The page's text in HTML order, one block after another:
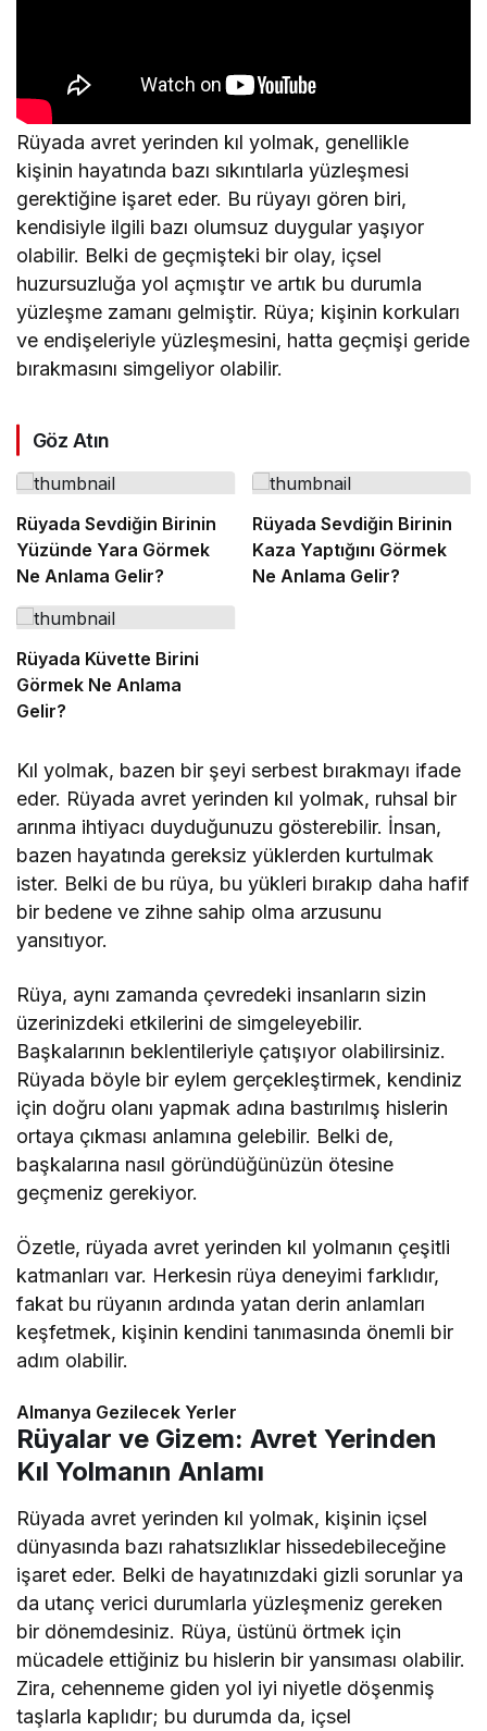
Rüyada avret yerinden kıl yolmak, genellikle
kişinin hayatında bazı sıkıntılarla yüzleşmesi
gerektiğine işaret eder. Bu rüyayı gören biri,
kendisiyle ilgili bazı olumsuz duygular yaşıyor
olabilir. Belki de geçmişteki bir olay, içsel
huzursuzluğa yol açmıştır ve artık bu durumla
yüzleşme zamanı gelmiştir. Rüya; kişinin korkuları
ve endişeleriyle yüzleşmesini, hatta geçmişi geride
bırakmasını simgeliyor olabilir.
Göz Atın
Rüyada Sevdiğin Birinin
Yüzünde Yara Görmek
Ne Anlama Gelir?
Rüyada Sevdiğin Birinin
Kaza Yaptığını Görmek
Ne Anlama Gelir?
Rüyada Küvette Birini
Görmek Ne Anlama
Gelir?
Kıl yolmak, bazen bir şeyi serbest bırakmayı ifade
eder. Rüyada avret yerinden kıl yolmak, ruhsal bir
arınma ihtiyacı duyduğunuzu gösterebilir. İnsan,
bazen hayatında gereksiz yüklerden kurtulmak
ister. Belki de bu rüya, bu yükleri bırakıp daha hafif
bir bedene ve zihne sahip olma arzusunu
yansıtıyor.
Rüya, aynı zamanda çevredeki insanların sizin
üzerinizdeki etkilerini de simgeleyebilir.
Başkalarının beklentileriyle çatışıyor olabilirsiniz.
Rüyada böyle bir eylem gerçekleştirmek, kendiniz
için doğru olanı yapmak adına bastırılmış hislerin
ortaya çıkması anlamına gelebilir. Belki de,
başkalarına nasıl göründüğünüzün ötesine
geçmeniz gerekiyor.
Özetle, rüyada avret yerinden kıl yolmanın çeşitli
katmanları var. Herkesin rüya deneyimi farklıdır,
fakat bu rüyanın ardında yatan derin anlamları
keşfetmek, kişinin kendini tanımasında önemli bir
adım olabilir.
Almanya Gezilecek Yerler
Rüyalar ve Gizem: Avret Yerinden
Kıl Yolmanın Anlamı
Rüyada avret yerinden kıl yolmak, kişinin içsel
dünyasında bazı rahatsızlıklar hissedebileceğine
işaret eder. Belki de hayatınızdaki gizli sorunlar ya
da utanç verici durumlarla yüzleşmeniz gereken
bir dönemdesiniz. Rüya, üstünü örtmek için
mücadele ettiğiniz bu hislerin bir yansıması olabilir.
Zira, cehenneme giden yol iyi niyetle döşenmiş
taşlarla kaplıdır; bu durumda da, içsel